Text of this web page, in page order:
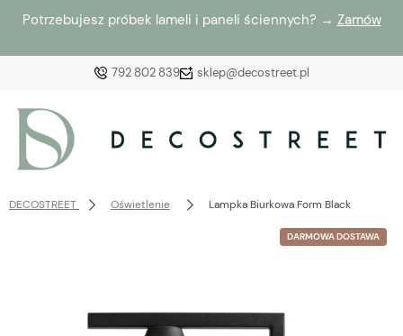
Potrzebujesz próbek lameli i paneli ściennych? → Zamów
792 802 839 sklep@decostreet.pl
Załóż konto
zaloguj się, aby przywrócić dodane produkty do listy
DECOSTREET Oświetlenie Lampka Biurkowa Form Black
DARMOWA DOSTAWA